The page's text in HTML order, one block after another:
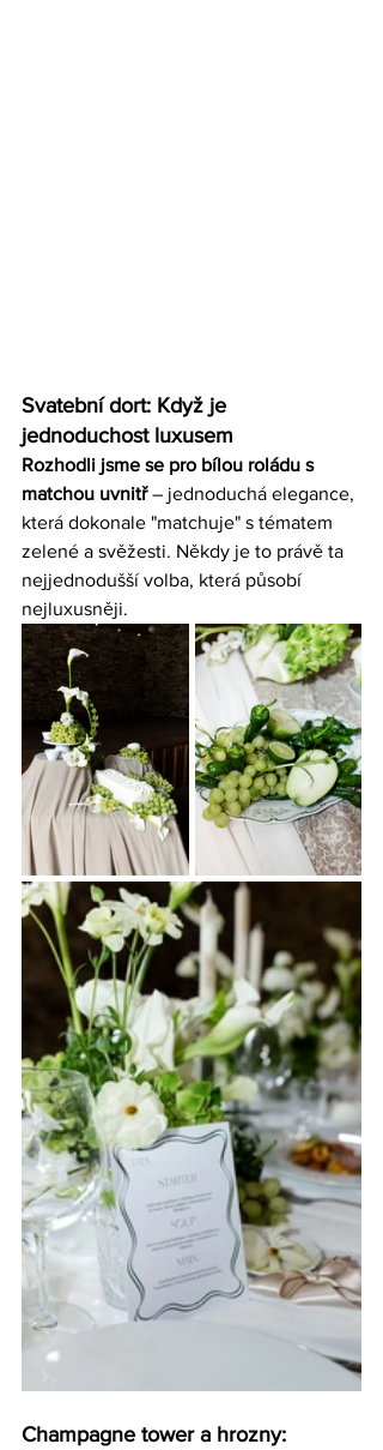
Svatební dort: Když je
jednoduchost luxusem
Rozhodli jsme se pro bílou roládu s
matchou uvnitř – jednoduchá elegance,
která dokonale "matchuje" s tématem
zelené a svěžesti. Někdy je to právě ta
nejjednodušší volba, která působí
nejluxusněji.
Champagne tower a hrozny: